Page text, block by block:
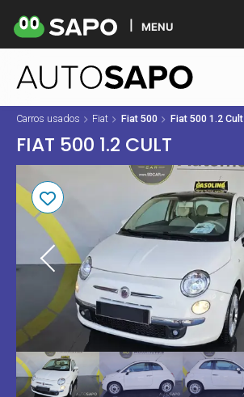
MENU
Carros usados Fiat Fiat 500 Fiat 500 1.2 Cult
FIAT 500 1.2 CULT